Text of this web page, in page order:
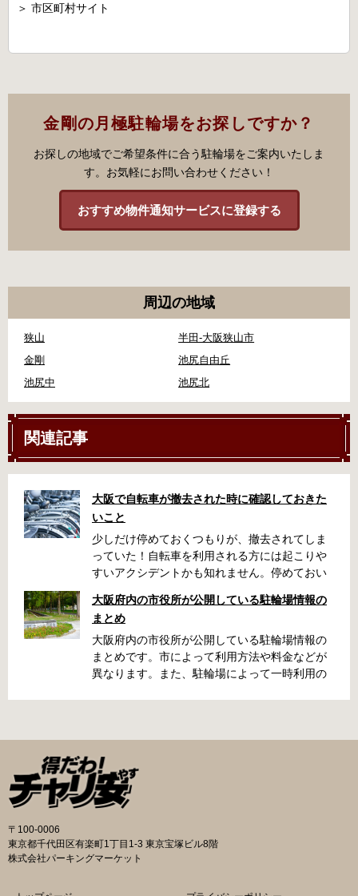
＞ 市区町村サイト
金剛の月極駐輪場をお探しですか？
お探しの地域でご希望条件に合う駐輪場をご案内いたしま
す。お気軽にお問い合わせください！
おすすめ物件通知サービスに登録する
周辺の地域
狭山
半田-大阪狭山市
金剛
池尻自由丘
池尻中
池尻北
関連記事
大阪で自転車が撤去された時に確認しておきた
いこと
少しだけ停めておくつもりが、撤去されてしま
っていた！自転車を利用される方には起こりや
すいアクシデントかも知れません。停めておい
い、なんてことになってしまうかも知れませ
ん。そんな時に役立つ情報をまとめました。事
前に確認しておきましょう。 守口市で撤去され
た場合 放置自転車大日保管所 住所 守口市大日
町4丁目281の3番地 電話 06-6902-2340（業務
還料 2,500円 自転車の鍵 身分証明証 守口市HP
はこちら 堺市で撤去された場合 三国ヶ丘自転車
保管返還所 住所 堺区向陵東町1丁12-15 電話 三
国ヶ丘自転車保管返還所 最寄駅 南海高野線百舌
鳥八幡駅東出口 徒歩5分 返還の際に必要な書
堺市HPはこちら 吹田市で撤去された場合 片山
保管所 住所 吹田市片山町1丁目22番 電話 06-
還の際に必要な書類 返還料 3,000円 自転車の鍵
大阪府内の市役所が公開している駐輪場情報の
まとめ
大阪府内の市役所が公開している駐輪場情報の
まとめです。市によって利用方法や料金などが
異なります。また、駐輪場によって一時利用の
自転車駐輪場 利用方法 利用登録申請書の提出
利用登録申請書を窓口に提出ではなく、Web上
での利用登録になります。 利用料金 登録手数料
不要です。 定期利用料金 西三荘駅駐輪センター
屋根あり 一般：2,100円／月 屋根あり 障害者：
般：2,000円／月 屋根あり 学生：1,800円／月
屋根あり 障害者：1,000円／月 各駐輪場で定期
管理会社にお問い合わせください。 一時利用料
〒100-0006
東京都千代田区有楽町1丁目1-3 東京宝塚ビル8階
株式会社パーキングマーケット